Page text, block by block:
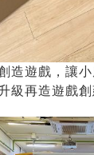
造遊戲，讓
級再造遊戲創